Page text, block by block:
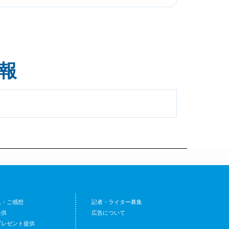
ご感想
供
ゼント提供
記者・ライター募集
広告について